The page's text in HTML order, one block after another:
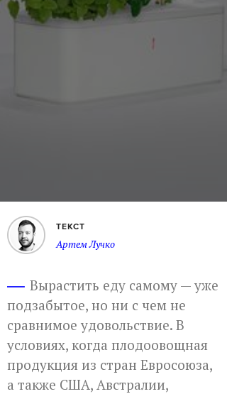
ТЕКСТ
Артем Лучко
Вырастить еду самому — уже
подзабытое, но ни с чем не
сравнимое удовольствие. В
условиях, когда плодоовощная
продукция из стран Евросоюза,
а также США, Австралии,